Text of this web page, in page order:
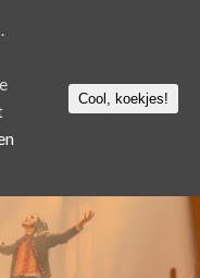
Cool, koekjes!